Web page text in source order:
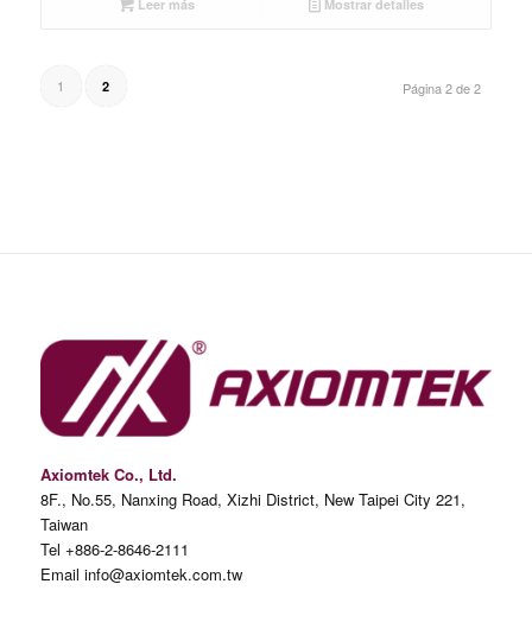
Leer más Mostrar detalles
Página 2 de 2
1 2
Axiomtek Co., Ltd.
8F., No.55, Nanxing Road, Xizhi District, New Taipei City 221,
Taiwan
Tel +886-2-8646-2111
Email info@axiomtek.com.tw